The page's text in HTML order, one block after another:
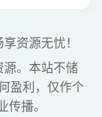
资源无忧！
。本站不储
盈利，仅作个
播。